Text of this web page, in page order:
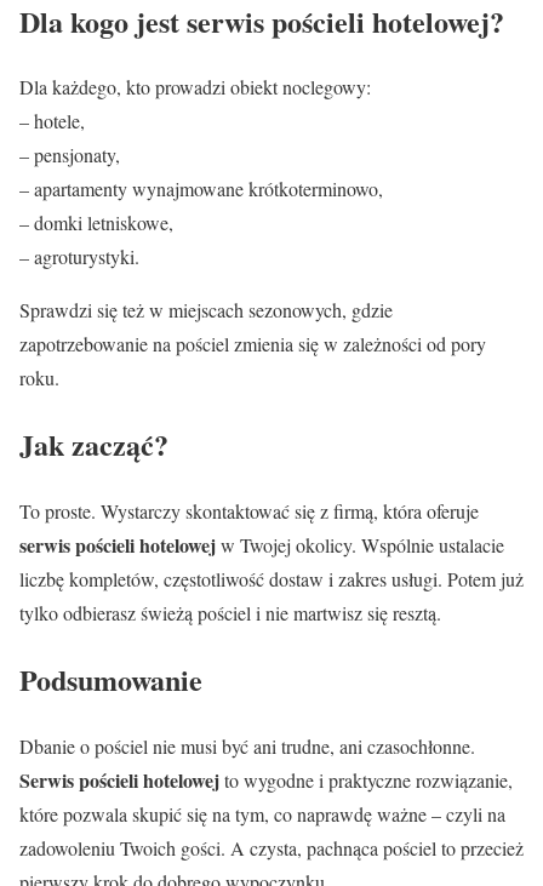
Dla kogo jest serwis pościeli hotelowej?
Dla każdego, kto prowadzi obiekt noclegowy:
– hotele,
– pensjonaty,
– apartamenty wynajmowane krótkoterminowo,
– domki letniskowe,
– agroturystyki.
Sprawdzi się też w miejscach sezonowych, gdzie
zapotrzebowanie na pościel zmienia się w zależności od pory
roku.
Jak zacząć?
To proste. Wystarczy skontaktować się z firmą, która oferuje
serwis pościeli hotelowejw Twojej okolicy. Wspólnie ustalacie
liczbę kompletów, częstotliwość dostaw i zakres usługi. Potem już
tylko odbierasz świeżą pościel i nie martwisz się resztą.
Podsumowanie
Dbanie o pościel nie musi być ani trudne, ani czasochłonne.
Serwis pościeli hotelowejto wygodne i praktyczne rozwiązanie,
które pozwala skupić się na tym, co naprawdę ważne – czyli na
zadowoleniu Twoich gości. A czysta, pachnąca pościel to przecież